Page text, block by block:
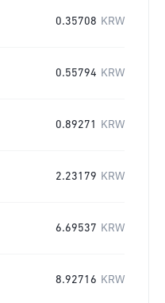
0.35708 KRW
0.55794 KRW
0.89271 KRW
2.23179 KRW
6.69537 KRW
8.92716 KRW